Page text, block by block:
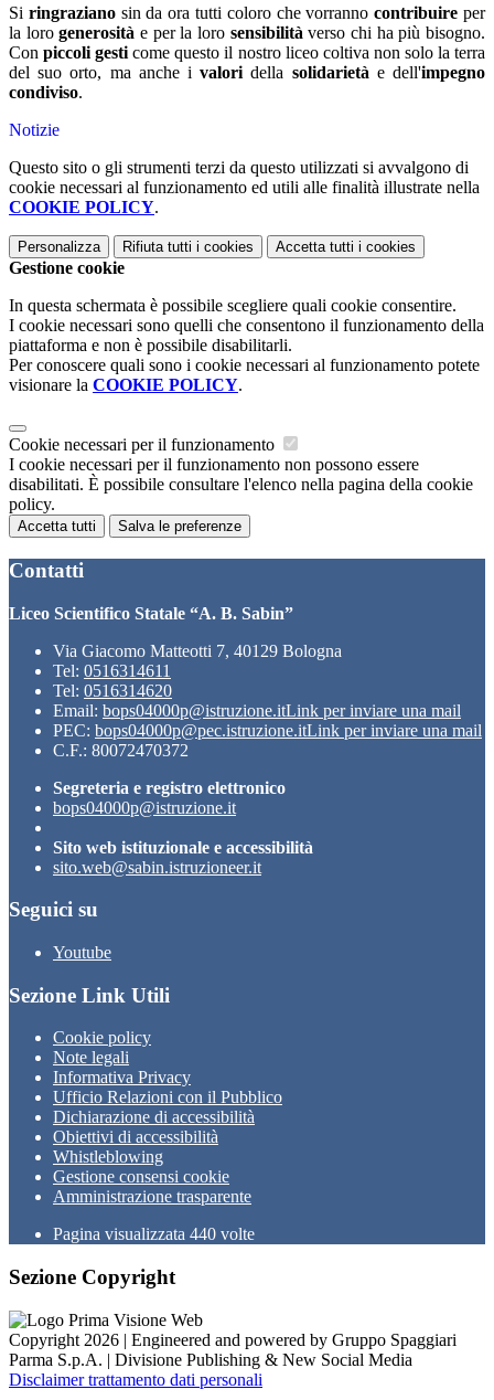
Si ringrazianosin da ora tutti coloro che vorrannocontribuire per
la lorogenerosità e per la loro sensibilità verso chi ha più bisogno.
Conpiccoli gesti come questo il nostro liceo coltiva non solo la terra
del suo orto, ma anche ivalori della solidarietà e dell'impegno
condiviso.
Notizie
Questo sito o gli strumenti terzi da questo utilizzati si avvalgono di
cookie necessari al funzionamento ed utili alle finalità illustrate nella
COOKIE POLICY.
Personalizza Rifiuta tutti i cookies Accetta tutti i cookies
Gestione cookie
In questa schermata è possibile scegliere quali cookie consentire.
I cookie necessari sono quelli che consentono il funzionamento della
piattaforma e non è possibile disabilitarli.
Per conoscere quali sono i cookie necessari al funzionamento potete
visionare la COOKIE POLICY.
Cookie necessari per il funzionamento
I cookie necessari per il funzionamento non possono essere
disabilitati. È possibile consultare l'elenco nella pagina della cookie
policy.
Accetta tutti Salva le preferenze
Contatti
Liceo Scientifico Statale “A. B. Sabin”
Via Giacomo Matteotti 7, 40129 Bologna
Tel: 0516314611
Tel: 0516314620
Email: bops04000p@istruzione.itLink per inviare una mail
PEC: bops04000p@pec.istruzione.itLink per inviare una mail
C.F.: 80072470372
Segreteria e registro elettronico
bops04000p@istruzione.it
Sito web istituzionale e accessibilità
sito.web@sabin.istruzioneer.it
Seguici su
Youtube
Sezione Link Utili
Cookie policy
Note legali
Informativa Privacy
Ufficio Relazioni con il Pubblico
Dichiarazione di accessibilità
Obiettivi di accessibilità
Whistleblowing
Gestione consensi cookie
Amministrazione trasparente
Pagina visualizzata 440 volte
Sezione Copyright
Copyright 2026 | Engineered and powered by Gruppo Spaggiari
Parma S.p.A. | Divisione Publishing & New Social Media
Disclaimer trattamento dati personali